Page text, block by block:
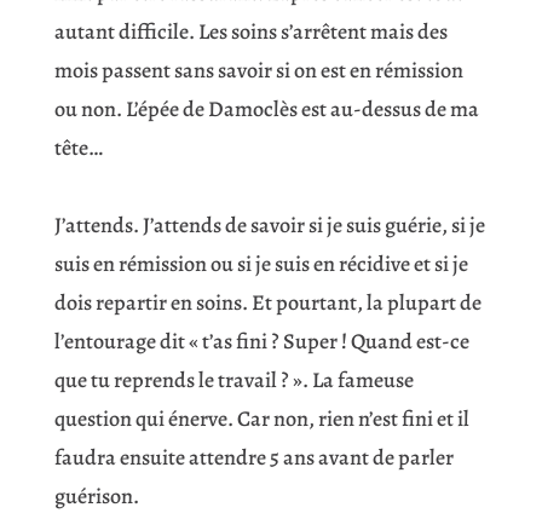
autant difficile. Les soins s’arrêtent mais des
mois passent sans savoir si on est en rémission
ou non. L’épée de Damoclès est au-dessus de ma
tête…
J’attends. J’attends de savoir si je suis guérie, si je
suis en rémission ou si je suis en récidive et si je
dois repartir en soins. Et pourtant, la plupart de
l’entourage dit « t’as fini ? Super ! Quand est-ce
que tu reprends le travail ? ». La fameuse
question qui énerve. Car non, rien n’est fini et il
faudra ensuite attendre 5 ans avant de parler
guérison.